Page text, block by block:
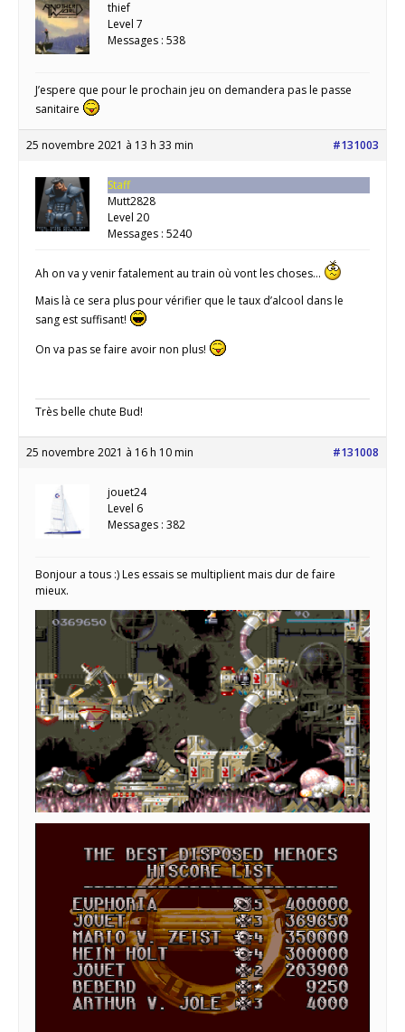
thief
Level 7
Messages : 538
J’espere que pour le prochain jeu on demandera pas le passe
sanitaire
25 novembre 2021 à 13 h 33 min #131003
Staff
Mutt2828
Level 20
Messages : 5240
Ah on va y venir fatalement au train où vont les choses…
Mais là ce sera plus pour vérifier que le taux d’alcool dans le
sang est suffisant!
On va pas se faire avoir non plus!
Très belle chute Bud!
25 novembre 2021 à 16 h 10 min #131008
jouet24
Level 6
Messages : 382
Bonjour a tous :) Les essais se multiplient mais dur de faire
mieux.